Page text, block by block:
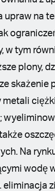
upraw na
w tym
plony,
metali
Na
wodę
eliminacja